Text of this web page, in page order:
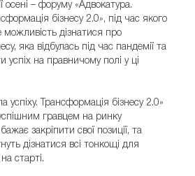
осені – форуму «Адвокатура.
бізнесу 2.0», під час якого
можливість дізнатися про
яка відбулась під час пандемії та
успіх на правничому полі у ці
успіху. Трансформація бізнесу 2.0»
гравцем на ринку
закріпити свої позиції, та
дізнатися всі тонкощі для
старті.